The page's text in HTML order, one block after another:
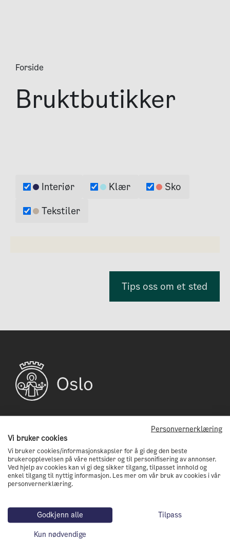
Forside
Bruktbutikker
Interiør Klær
Sko
Tekstiler
Interiør
Tips oss om et sted
Abonnèr på vårt nyhetsbrev!
Få tips og nyheter på veien til å bli en
nullutslippsby
Jeg godtarvilkårene for personvern
Personvernerklæring
Vi bruker cookies
Vi bruker cookies/informasjonskapsler for å gi deg den beste
brukeropplevelsen på våre nettsider og til personifisering av annonser.
Ved hjelp av cookies kan vi gi deg sikker tilgang, tilpasset innhold og
enkel tilgang til nyttig informasjon. Les mer om vår bruk av cookies i vår
personvernerklæring.
Godkjenn alle
Tilpass
Kun nødvendige